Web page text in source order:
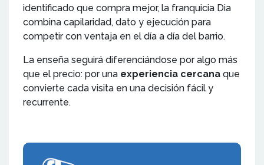
identificado que compra mejor, la franquicia Dia
combina capilaridad, dato y ejecución para
competir con ventaja en el día a día del barrio.
La enseña seguirá diferenciándose por algo más
que el precio: por una experiencia cercana que
convierte cada visita en una decisión fácil y
recurrente.